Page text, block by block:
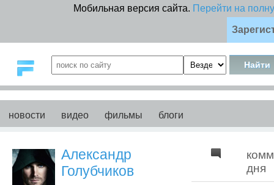
Мобильная версия сайта. Перейти на
новости видео фильмы блоги
дня
Александр
Голубчиков